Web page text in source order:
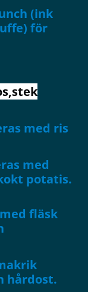
(ink
för
med ris
med
potatis.
fläsk
hårdost.